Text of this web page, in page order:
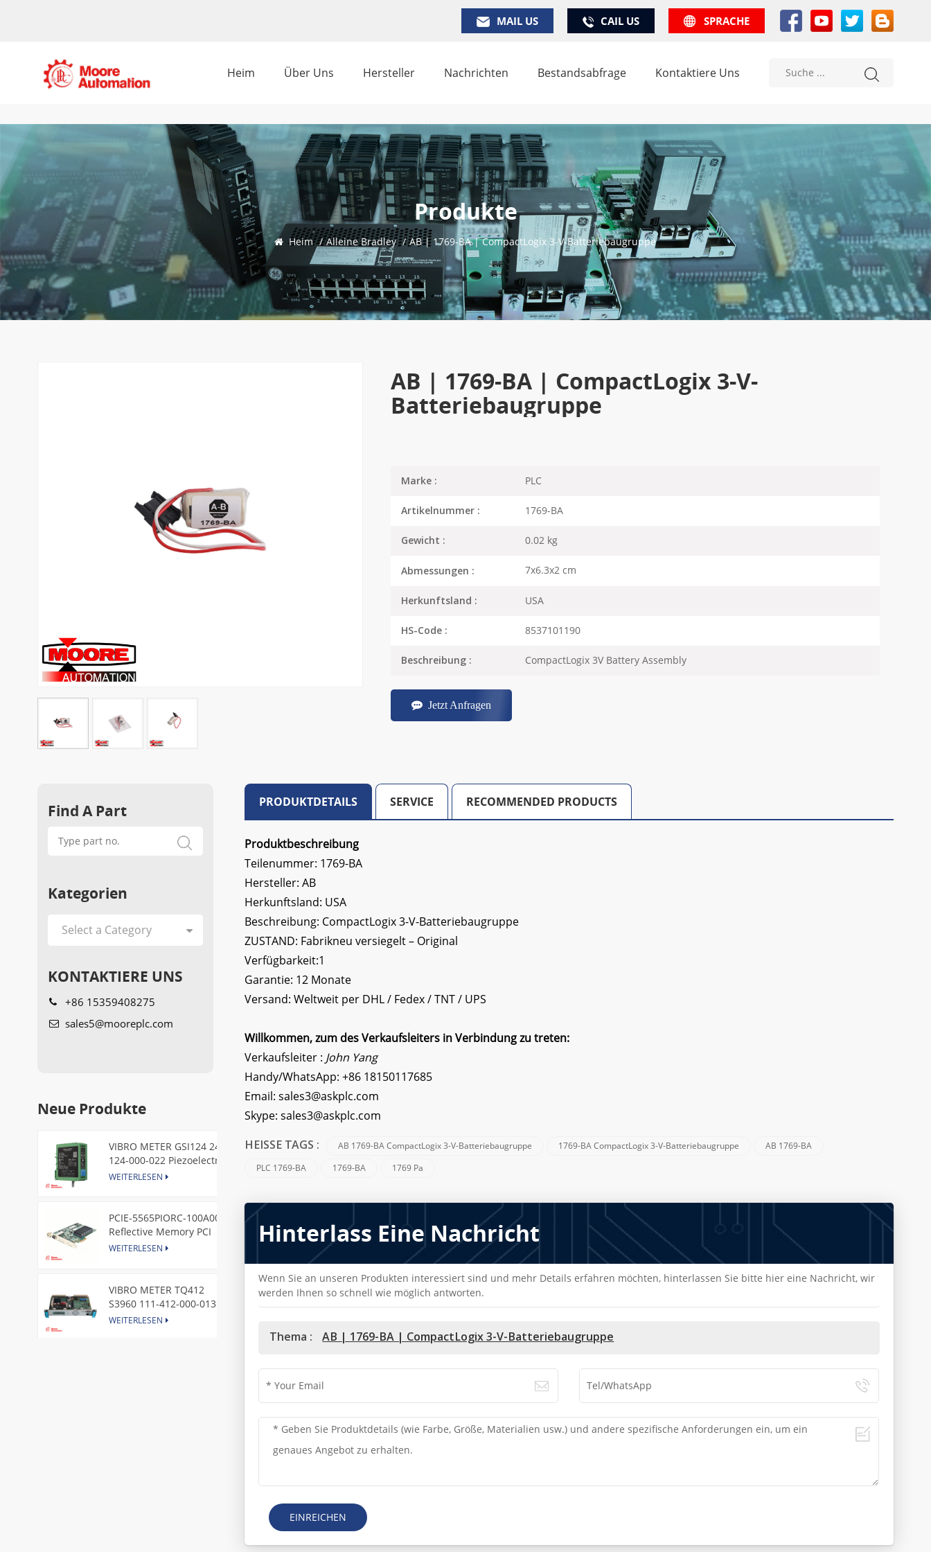
MAIL US CAIL US SPRACHE
Heim Über Uns Hersteller Nachrichten Bestandsabfrage Kontaktiere Uns
Produkte
Heim / Alleine Bradley / AB | 1769-BA | CompactLogix 3-V-Batteriebaugruppe
AB | 1769-BA | CompactLogix 3-V-
Batteriebaugruppe
Marke : PLC
Artikelnummer : 1769-BA
Gewicht : 0.02 kg
Abmessungen : 7x6.3x2 cm
Herkunftsland : USA
HS-Code : 8537101190
Beschreibung : CompactLogix 3V Battery Assembly
Jetzt Anfragen
PRODUKTDETAILS SERVICE RECOMMENDED PRODUCTS
Produktbeschreibung
Teilenummer: 1769-BA
Hersteller: AB
Herkunftsland: USA
Beschreibung: CompactLogix 3-V-Batteriebaugruppe
ZUSTAND: Fabrikneu versiegelt – Original
Verfügbarkeit:1
Garantie: 12 Monate
Versand: Weltweit per DHL / Fedex / TNT / UPS
Willkommen, zum des Verkaufsleiters in Verbindung zu treten:
Verkaufsleiter : John Yang
Handy/WhatsApp:+86 18150117685
Email: sales3@askplc.com
Skype:sales3@askplc.com
HEISSE TAGS : AB 1769-BA CompactLogix 3-V-Batteriebaugruppe 1769-BA CompactLogix 3-V-Batteriebaugruppe
AB 1769-BA
PLC 1769-BA
1769-BA 1769 Pa
Hinterlass Eine Nachricht
Wenn Sie an unseren Produkten interessiert sind und mehr Details erfahren möchten, hinterlassen Sie bitte hier eine Nachricht, wir
werden Ihnen so schnell wie möglich antworten.
Thema : AB | 1769-BA | CompactLogix 3-V-Batteriebaugruppe
EINREICHEN
Find A Part
Kategorien
KONTAKTIERE UNS
+86 15359408275
sales5@mooreplc.com
Neue Produkte
VIBRO METER GSI124 244-
124-000-022 Piezoelectric
Pressure Transducer
WEITERLESEN
PCIE-5565PIORC-100A00
Reflective Memory PCI
Express Node Card /GE
WEITERLESEN
VIBRO METER TQ412
S3960 111-412-000-013
Reverse Mount
WEITERLESEN